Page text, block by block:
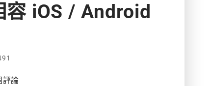
容 iOS / Android
評論